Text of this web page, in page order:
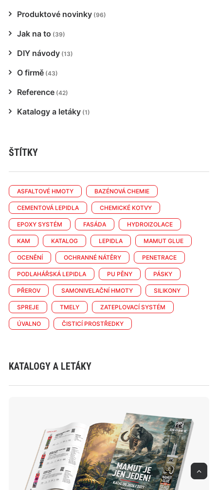
Produktové novinky (96)
Jak na to (39)
DIY návody (13)
O firmě (43)
Reference (42)
Katalogy a letáky (1)
ŠTÍTKY
ASFALTOVÉ HMOTY BAZÉNOVÁ CHEMIE
CEMENTOVÁ LEPIDLA CHEMICKÉ KOTVY
EPOXY SYSTÉM FASÁDA HYDROIZOLACE
KAM KATALOG LEPIDLA MAMUT GLUE
OCENĚNÍ OCHRANNÉ NÁTĚRY PENETRACE
PODLAHÁŘSKÁ LEPIDLA PU PĚNY PÁSKY
PŘEROV SAMONIVELAČNÍ HMOTY SILIKONY
SPREJE TMELY ZATEPLOVACÍ SYSTÉM
ÚVALNO ČISTICÍ PROSTŘEDKY
KATALOGY A LETÁKY